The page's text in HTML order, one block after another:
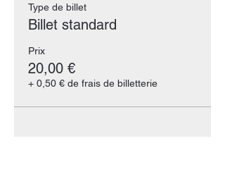
Type de billet
Billet standard
Prix
20,00 €
+ 0,50 € de frais de billetterie